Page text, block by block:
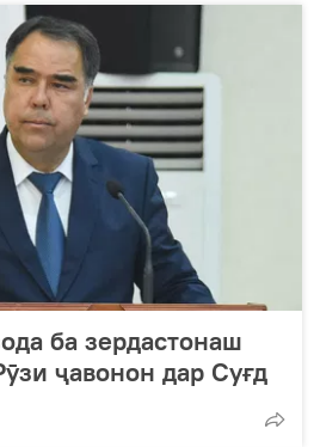
ба зердастонаш
ҷавонон дар Суғд